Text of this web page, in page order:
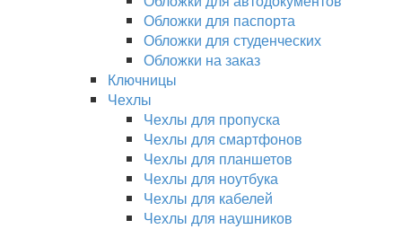
Обложки для паспорта
Обложки для студенческих
Обложки на заказ
Ключницы
Чехлы
Чехлы для пропуска
Чехлы для смартфонов
Чехлы для планшетов
Чехлы для ноутбука
Чехлы для кабелей
Чехлы для наушников